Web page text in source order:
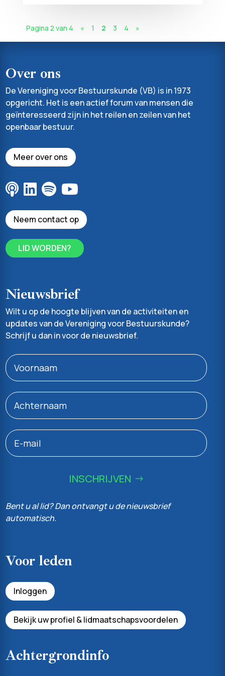
Pagina 2 van 4 « 1 2 3 4 »
Over ons
De Vereniging voor Bestuurskunde (VB) is in 1973
opgericht. Het is een actief forum van mensen die
geïnteresseerd zijn in het reilen en zeilen van het
openbaar bestuur.
Meer over ons
Neem contact op
LID WORDEN?
Nieuwsbrief
Wilt u op de hoogte blijven van de activiteiten en
updates van de Vereniging voor Bestuurskunde?
Schrijf u dan in voor de nieuwsbrief.
INSCHRIJVEN
Bent u al lid? Dan ontvangt u de nieuwsbrief
automatisch.
Voor leden
Inloggen
Bekijk uw profiel & lidmaatschapsvoordelen
Achtergrondinfo